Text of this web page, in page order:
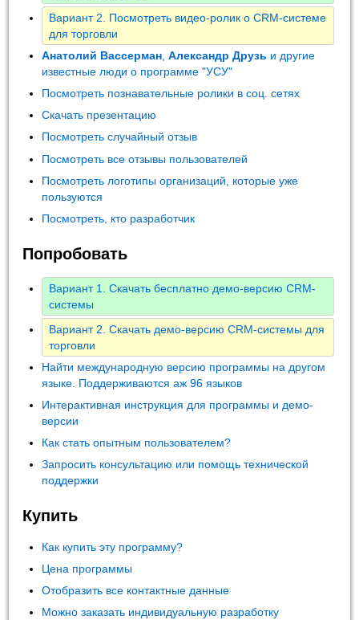
Вариант 2. Посмотреть видео-ролик о CRM-системе
для торговли
Анатолий Вассерман ,Александр Друзь и другие
известные люди о программе "УСУ"
Посмотреть познавательные ролики в соц. сетях
Скачать презентацию
Посмотреть случайный отзыв
Посмотреть все отзывы пользователей
Посмотреть логотипы организаций, которые уже
пользуются
Посмотреть, кто разработчик
Попробовать
Вариант 1. Скачать бесплатно демо-версию CRM-
системы
Вариант 2. Скачать демо-версию CRM-системы для
торговли
Найти международную версию программы на другом
языке. Поддерживаются аж 96 языков
Интерактивная инструкция для программы и демо-
версии
Как стать опытным пользователем?
Запросить консультацию или помощь технической
поддержки
Купить
Как купить эту программу?
Цена программы
Отобразить все контактные данные
Можно заказать индивидуальную разработку